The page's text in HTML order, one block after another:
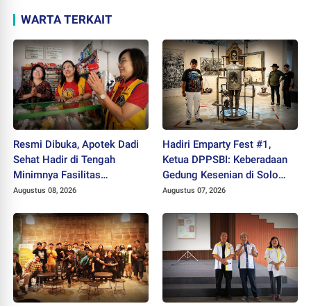
WARTA TERKAIT
Resmi Dibuka, Apotek Dadi
Sehat Hadir di Tengah
Minimnya Fasilitas
Kesehatan Kawasan Jeruk
Augustus 08, 2026
Hadiri Emparty Fest #1,
Ketua DPPSBI: Keberadaan
Gedung Kesenian di Solo
Sangat Mendesak
Augustus 07, 2026